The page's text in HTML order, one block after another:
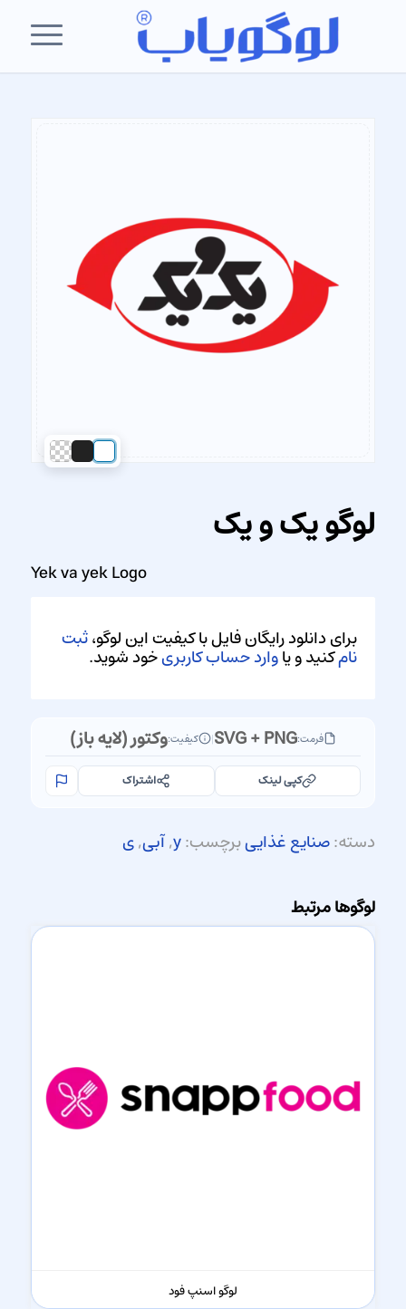
لوگو یک و یک
Yek va yek Logo
برای دانلود رایگان فایل با کیفیت این لوگو،ثبت
نامکنید و یاوارد حساب کاربریخود شوید.
فرمت:SVG + PNG
| کیفیت:وکتور (لایه باز)
کپی لینک اشتراک
دسته:صنایع غذاییبرچسب:y
,آبی,ی
لوگوها مرتبط
لوگو اسنپ فود